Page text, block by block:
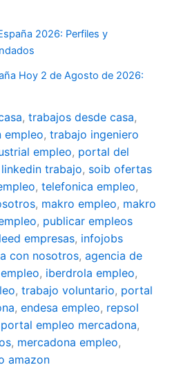
2026: Perfiles y
Hoy 2 de Agosto de 2026:
, trabajos desde casa,
empleo, trabajo ingeniero
empleo, portal del
linkedin trabajo, soib ofertas
, telefonica empleo,
, makro empleo, makro
, publicar empleos
empresas, infojobs
con nosotros, agencia de
, iberdrola empleo,
, trabajo voluntario, portal
, endesa empleo, repsol
portal empleo mercadona,
, mercadona empleo,
amazon